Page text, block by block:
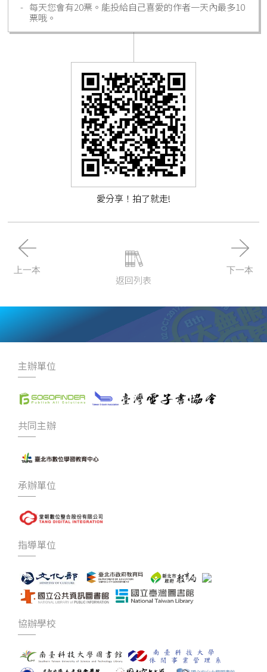
每天您會有20票。能投給自己喜愛的作者一天內最多10
票哦。
隨時查看您的會員專區的進度表，它能協助完成所有
愛分享！拍了就走!
上一本 下一本
返回列表
主辦單位
共同主辦
承辦單位
指導單位
協辦學校